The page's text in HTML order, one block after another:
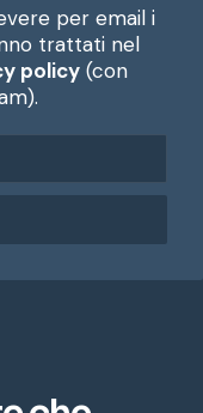
per email i
trattati nel
policy(con